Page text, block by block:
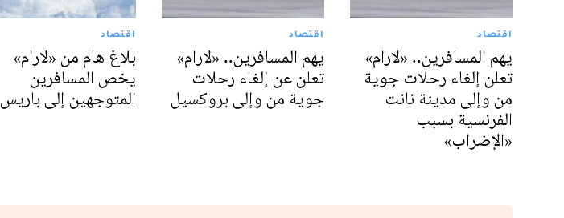
اقتصاد
يهم المسافرين.. «لارام»
تعلن إلغاء رحلات جوية
من وإلى مدينة نانت
الفرنسية بسبب
«الإضراب»
اقتصاد
يهم المسافرين.. «لارام»
تعلن عن إلغاء رحلات
جوية من وإلى بروكسيل
اقتصاد
بلاغ هام من «لارام»
يخص المسافرين
المتوجهين إلى باريس